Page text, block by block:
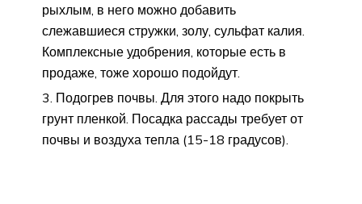
рыхлым, в него можно добавить
слежавшиеся стружки, золу, сульфат калия.
Комплексные удобрения, которые есть в
продаже, тоже хорошо подойдут.
Подогрев почвы. Для этого надо покрыть
грунт пленкой. Посадка рассады требует от
почвы и воздуха тепла (15-18 градусов).